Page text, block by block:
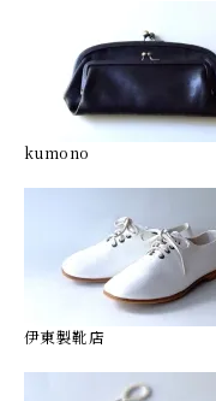
kumono
伊東製靴店